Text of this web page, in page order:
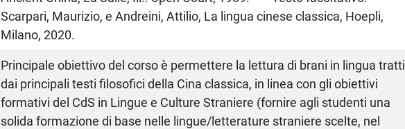
Scarpari, Maurizio, e Andreini, Attilio, La lingua cinese classica, Hoepli,
Milano, 2020.
Principale obiettivo del corso è permettere la lettura di brani in lingua tratti
dai principali testi filosofici della Cina classica, in linea con gli obiettivi
formativi del CdS in Lingue e Culture Straniere (fornire agli studenti una
solida formazione di base nelle lingue/letterature straniere scelte, nel